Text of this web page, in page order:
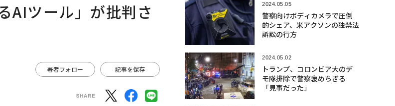
AIツール」が批判さ
著者フォロー 記事を保存
2024.05.05
警察向けボディカメラで圧倒
的シェア、米アクソンの独禁法
訴訟の行方
2024.05.02
トランプ、コロンビア大のデ
モ隊排除で警察褒めちぎる
「見事だった」